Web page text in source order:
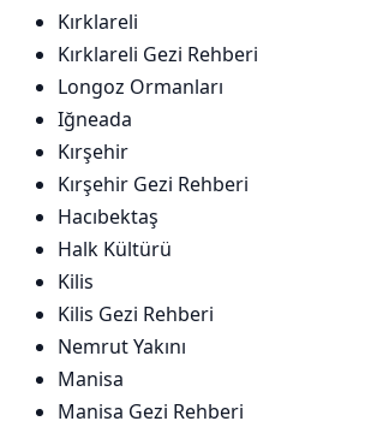
Kırklareli
Kırklareli Gezi Rehberi
Longoz Ormanları
Iğneada
Kırşehir
Kırşehir Gezi Rehberi
Hacıbektaş
Halk Kültürü
Kilis
Kilis Gezi Rehberi
Nemrut Yakını
Manisa
Manisa Gezi Rehberi